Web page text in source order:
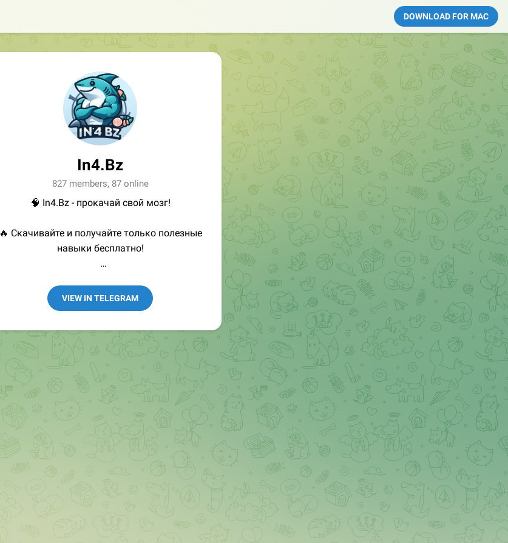
DOWNLOAD FOR MAC
In4.Bz
827 members, 87 online
🧠 In4.Bz - прокачай свой мозг!
🔥 Скачивайте и получайте только полезные
навыки бесплатно!
➖ in4.bz/
➖ https://t.me/in4bz
➖ https://t.me/in4news
🔞 t.me/in4bo
VIEW IN TELEGRAM